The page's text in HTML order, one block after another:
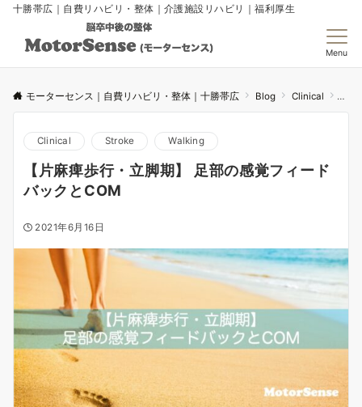
十勝帯広｜自費リハビリ・整体｜介護施設リハビリ｜福利厚生
Menu
モーターセンス｜自費リハビリ・整体｜十勝帯広 Blog Clinical 【片
Clinical Stroke Walking
【片麻痺歩行・立脚期】 足部の感覚フィード
バックとCOM
2021年6月16日